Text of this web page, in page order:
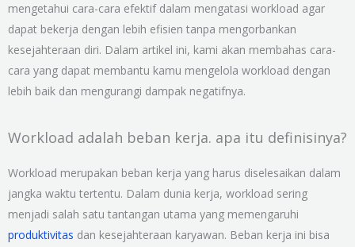
mengetahui cara-cara efektif dalam mengatasi workload agar
dapat bekerja dengan lebih efisien tanpa mengorbankan
kesejahteraan diri. Dalam artikel ini, kami akan membahas cara-
cara yang dapat membantu kamu mengelola workload dengan
lebih baik dan mengurangi dampak negatifnya.
Workload adalah beban kerja. apa itu definisinya?
Workload merupakan beban kerja yang harus diselesaikan dalam
jangka waktu tertentu. Dalam dunia kerja, workload sering
menjadi salah satu tantangan utama yang memengaruhi
produktivitas dan kesejahteraan karyawan. Beban kerja ini bisa